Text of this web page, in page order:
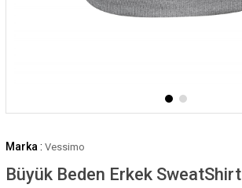
Marka : Vessimo
Büyük Beden Erkek SweatShirt